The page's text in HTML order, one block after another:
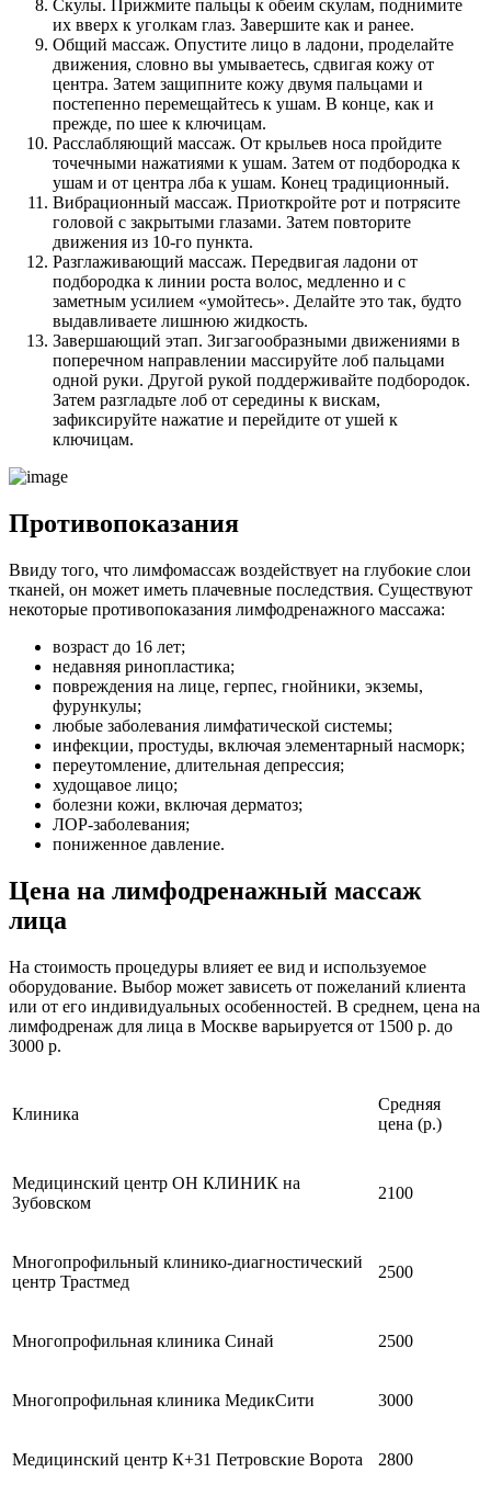
Скулы. Прижмите пальцы к обеим скулам, поднимите
их вверх к уголкам глаз. Завершите как и ранее.
Общий массаж. Опустите лицо в ладони, проделайте
движения, словно вы умываетесь, сдвигая кожу от
центра. Затем защипните кожу двумя пальцами и
постепенно перемещайтесь к ушам. В конце, как и
прежде, по шее к ключицам.
Расслабляющий массаж. От крыльев носа пройдите
точечными нажатиями к ушам. Затем от подбородка к
ушам и от центра лба к ушам. Конец традиционный.
Вибрационный массаж. Приоткройте рот и потрясите
головой с закрытыми глазами. Затем повторите
движения из 10-го пункта.
Разглаживающий массаж. Передвигая ладони от
подбородка к линии роста волос, медленно и с
заметным усилием «умойтесь». Делайте это так, будто
выдавливаете лишнюю жидкость.
Завершающий этап. Зигзагообразными движениями в
поперечном направлении массируйте лоб пальцами
одной руки. Другой рукой поддерживайте подбородок.
Затем разгладьте лоб от середины к вискам,
зафиксируйте нажатие и перейдите от ушей к
ключицам.
Противопоказания
Ввиду того, что лимфомассаж воздействует на глубокие слои
тканей, он может иметь плачевные последствия. Существуют
некоторые противопоказания лимфодренажного массажа:
возраст до 16 лет;
недавняя ринопластика;
повреждения на лице, герпес, гнойники, экземы,
фурункулы;
любые заболевания лимфатической системы;
инфекции, простуды, включая элементарный насморк;
переутомление, длительная депрессия;
худощавое лицо;
болезни кожи, включая дерматоз;
ЛОР-заболевания;
пониженное давление.
Цена на лимфодренажный массаж
лица
На стоимость процедуры влияет ее вид и используемое
оборудование. Выбор может зависеть от пожеланий клиента
или от его индивидуальных особенностей. В среднем, цена на
лимфодренаж для лица в Москве варьируется от 1500 р. до
3000 р.
Клиника
Средняя
цена (р.)
Медицинский центр ОН КЛИНИК на
Зубовском
2100
Многопрофильный клинико-диагностический
центр Трастмед
2500
Многопрофильная клиника Синай 2500
Многопрофильная клиника МедикСити 3000
Медицинский центр К+31 Петровские Ворота 2800